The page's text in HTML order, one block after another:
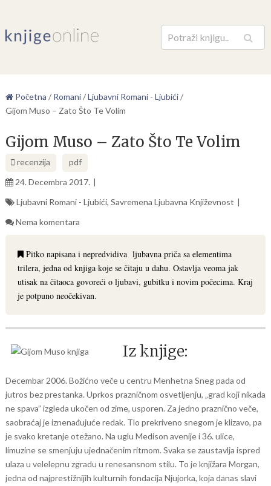
Pretraga
Početna / Romani/Ljubavni Romani - Ljubići/
Gijom Muso – Zato Što Te Volim
Gijom Muso – Zato Što Te Volim
recenzija
pdf
24. Decembra 2017.
Ljubavni Romani - Ljubići, Savremena Ljubavna Književnost
Nema komentara
Pitko napisana i nepredvidiva ljubavna priča sa elementima
trilera, jedna od knjiga koje se čitaju u dahu. Ostavlja veoma jak
utisak na čitaoca govoreći o ljubavi, gubitku i novim počecima. Kraj
je potpuno neočekivan.
Iz knjige:
Decembar 2006. Božićno veče u centru Menhetna Sneg pada od
jutros bez prestanka. Uprkos prazničnom osvetljenju, „grad koji nikada
ne spava” izgleda ukočen od zime, usporen. Za jedno praznično veče,
saobraćaj je iznenađujuće redak. Tlo prekriveno snegom je klizavo, pa
je svako kretanje otežano. Na uglu Medison avenije i 36. ulice,
limuzine se smenjuju ujednačenim ritmom. Svaka se zaustavlja ispred
ulaza u velelepnu zgradu u renesansnom stilu. To je knjižara Morgan,
jedna od najprestižnijih kulturnih fondacija Njujorka, koja danas slavi